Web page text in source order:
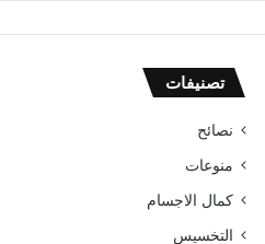
د
إ
ت
تصنيفات
نصائح
منوعات
كمال الاجسام
التخسيس